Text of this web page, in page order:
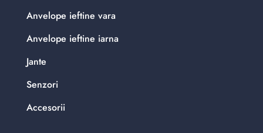
Anvelope ieftine vara
Anvelope ieftine iarna
Jante
Senzori
Accesorii